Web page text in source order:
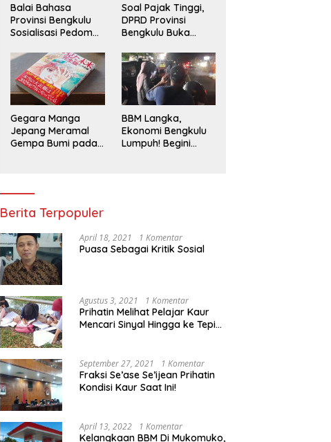
Balai Bahasa
Provinsi Bengkulu
Sosialisasi Pedoman
Penggunaan
Bahasa Indonesia
Soal Pajak Tinggi,
DPRD Provinsi
Bengkulu Buka
Pengaduan
Masyarakat
Gegara Manga
Jepang Meramal
Gempa Bumi pada
BBM Langka,
Ekonomi Bengkulu
Lumpuh! Begini
Berita Terpopuler
April 18, 2021 1 Komentar
Puasa Sebagai Kritik Sosial
Agustus 3, 2021 1 Komentar
Prihatin Melihat Pelajar Kaur
Mencari Sinyal Hingga ke Tepi
Segera Bertindak
September 27, 2021 1 Komentar
Fraksi Se’ase Se’ijean Prihatin
Kondisi Kaur Saat Ini!
April 13, 2022 1 Komentar
Kelangkaan BBM Di Mukomuko,